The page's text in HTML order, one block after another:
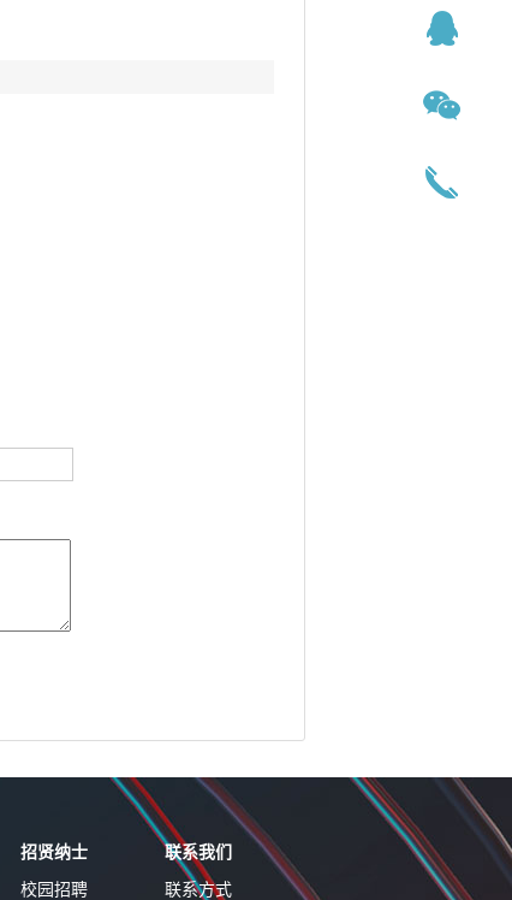
招贤纳士
校园招聘
联系我们
联系方式